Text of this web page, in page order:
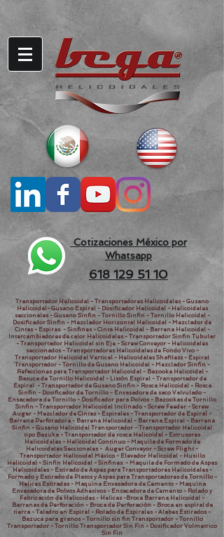
Cotizaciones México por
Whatsapp
618 129 51 10
Transportador Helicoidal - Transportadores Helicoidales - Gusano
Helicoidal- Gusano Espiral - Dosificador Helicoidal - Helicoidales
seccionales - Gusano Sinfin - Tornillo Sinfin - Tornillo Helicoidal -
Dosificador Sinfin - Mezclador Horizontal Helicoidal - Mezclador de
Cintas - Espiras - Sinfines - Cinta Helicoidal - Barrena Helicoidal -
Intercambiadores de calor Helicoidales - Transportador Sinfin Tubular
- Transportador Helicoidal sin Eje - Screw Conveyor - Helicoidales
seccionados - Transportadores Helicoidales de Fondo Vivo -
Transportador Helicoidal Vertical - Helicoidales Shaftless - Espiral
Transportador - Tornillo de Gusano Helicoidal - Mezclador Sinfin -
Refacciones para Transportador Helicoidal - Bazooka Helicoidal -
Basuca de Tornillo Helicoidal - Listón Espiral - Transportador de
Espiral - Transportador de Gusano Sinfin - Rosca Helicoidal - Rosca
Sinfin - Dosificador de Tornillo - Envasadora de saco Valvulado -
Ensacadora de Tornillo - Dosificador para Polvos - Bazookas de Tornillo
Sinfin - Transportador Helicoidal Inclinado - Screw Feeder - Screw
Auger - Mezclador de Cintas - Espirales - Transportador de Espiral -
Barrena Perforadora - Barrena Helicoidal - Barrena Espiral - Barrena
Sinfin - Gusano Helicoidal Transportador - Transportador Helicoidal
tipo Bazuka - Transportador de rosca Helicoidal - Extrusores
Helicoidales - Helicoidal Continuo - Maquila de Formado de
Helicoidales Seccionales - Auger Conveyor - Screw Flight -
Transportador Helicoidal México - Elevador Helicoidal - Husillo
Helicoidal - Sinfin Helicoidal - Sinfines - Maquila de Formado de Aspas
Helicoidales - Estirado de Aspas para Transportadores Helicoidales -
Formado y Estirado de Platos y Aspas para Transportadores de Tornillo -
Helices Estiradas - Maquina Envasadora de Cemento - Maquina
Envasadora de Polvos Adhesivos - Ensacadora de Cemento - Rolado y
Fabricación de Helicoides - Helicas -Broca Barrena Helicoidal -
Barrenas de Perforación - Broca de Perforación - Broca en espiral de
tierra - Taladro en Espiral - Rolado de Espirales - Alabes Estirados -
Bazuca para granos - Tornillo sin fin Transportador - Tornillo
Transportador - Tornillo Transportador Sin Fin - Dosificador Volmetrico
Sin Fin